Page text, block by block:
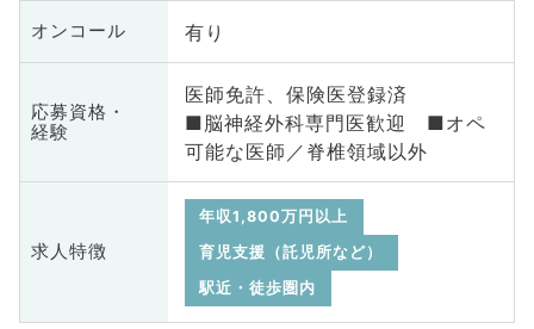
オンコール 有り
応募資格・
経験
医師免許、保険医登録済
■脳神経外科専門医歓迎 ■オペ
可能な医師／脊椎領域以外
求人特徴
年収1,800万円以上
育児支援（託児所など）
駅近・徒歩圏内